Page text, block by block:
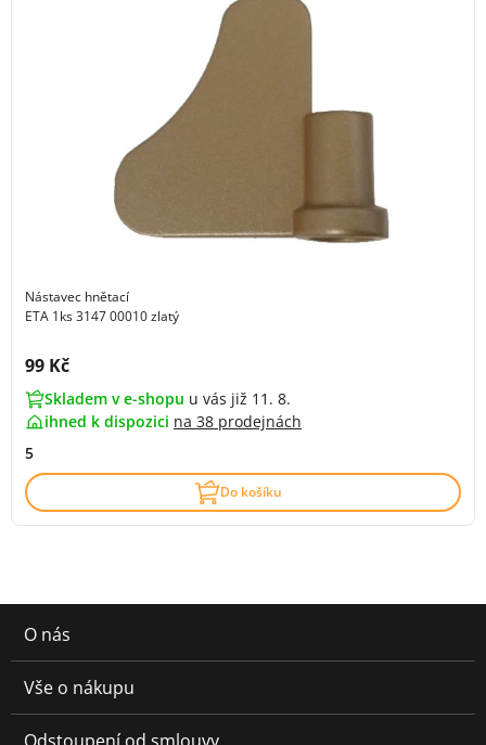
Nástavec hnětací
ETA 1ks 3147 00010 zlatý
Cena s DPH:
99 Kč
Skladem v e-shopu u vás již 11. 8.
ihned k dispozici na 38 prodejnách
5
Do košíku
O nás
Vše o nákupu